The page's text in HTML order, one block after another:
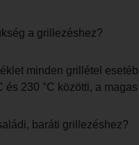
a grillezéshez?
minden grillétel
és 230 °C közötti, a
baráti grillezéshez?